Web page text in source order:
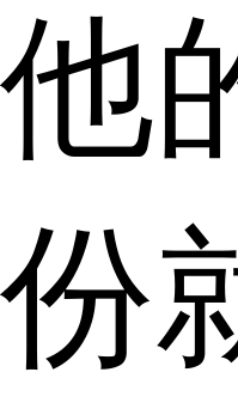
他
份